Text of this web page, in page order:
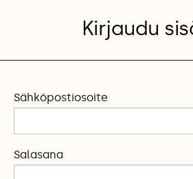
Kirjaudu
Sähköpostiosoite
Salasana